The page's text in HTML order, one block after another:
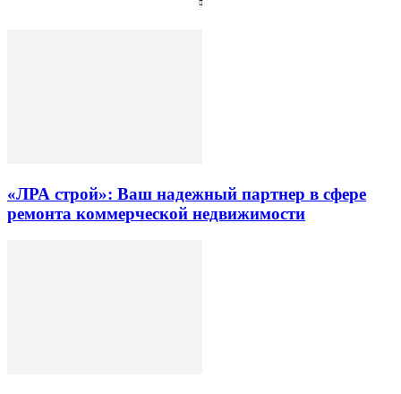
«ЛРА строй»: Ваш надежный партнер в сфере
ремонта коммерческой недвижимости